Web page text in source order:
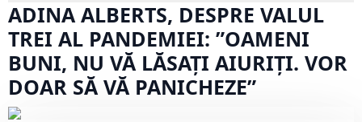
ADINA ALBERTS, DESPRE VALUL
TREI AL PANDEMIEI: ”OAMENI
BUNI, NU VĂ LĂSAȚI AIURIȚI. VOR
DOAR SĂ VĂ PANICHEZE”